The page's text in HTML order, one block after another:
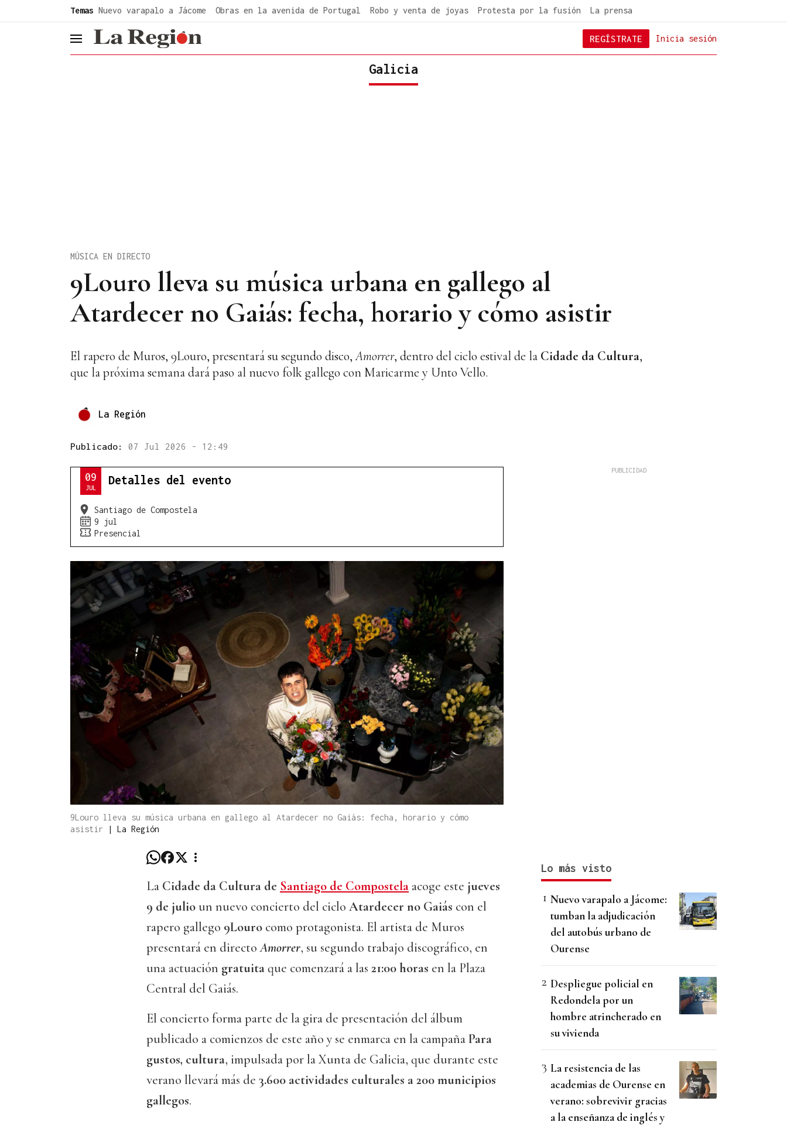
Temas Nuevo varapalo a Jácome Obras en la avenida de Portugal Robo y venta de joyas Protesta por la fusión La prensa
header.menu.open Inicia sesión
REGÍSTRATE
Galicia
9Louro lleva su música urbana en gallego al
Atardecer no Gaiás: fecha, horario y cómo asistir
MÚSICA EN DIRECTO
El rapero de Muros, 9Louro, presentará su segundo disco,Amorrer, dentro del ciclo estival de la Cidade da Cultura,
que la próxima semana dará paso al nuevo folk gallego con Maricarme y Unto Vello.
La Región
Publicado: 07 Jul 2026 - 12:49
09
JUL
Detalles del evento
Santiago de Compostela
9 jul
Presencial
9Louro lleva su música urbana en gallego al Atardecer no Gaiás: fecha, horario y cómo
asistir
| La Región
La Cidade da Cultura de Santiago de Compostela acoge este jueves
9 de julio un nuevo concierto del ciclo Atardecer no Gaiás con el
rapero gallego 9Louro como protagonista. El artista de Muros
presentará en directoAmorrer, su segundo trabajo discográfico, en
una actuación gratuitaque comenzará a las 21:00 horas en la Plaza
Central del Gaiás.
El concierto forma parte de la gira de presentación del álbum
publicado a comienzos de este año y se enmarca en la campañaPara
gustos, cultura, impulsada por la Xunta de Galicia, que durante este
verano llevará más de 3.600 actividades culturales a 200 municipios
gallegos.
Lo más visto
Nuevo varapalo a Jácome:
tumban la adjudicación
del autobús urbano de
Ourense
Despliegue policial en
Redondela por un
hombre atrincherado en
su vivienda
La resistencia de las
academias de Ourense en
verano: sobrevivir gracias
a la enseñanza de inglés y